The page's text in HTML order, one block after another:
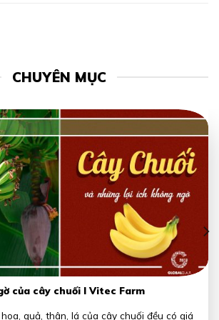
CHUYÊN MỤC
của cây chuối I Vitec Farm
quả, thân, lá của cây chuối đều có giá